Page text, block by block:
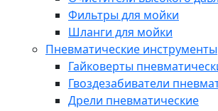
Фильтры для мойки
Шланги для мойки
Пневматические инструменты
Гайковерты
Гвоздезабиватели
Дрели пневматические